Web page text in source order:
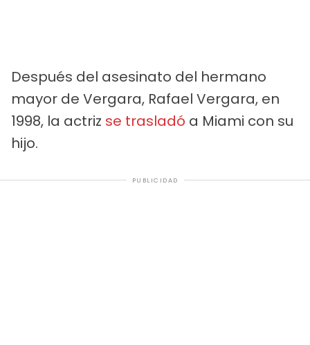
Después del asesinato del hermano
mayor de Vergara, Rafael Vergara, en
1998, la actriz se trasladó a Miami con su
hijo.
PUBLICIDAD